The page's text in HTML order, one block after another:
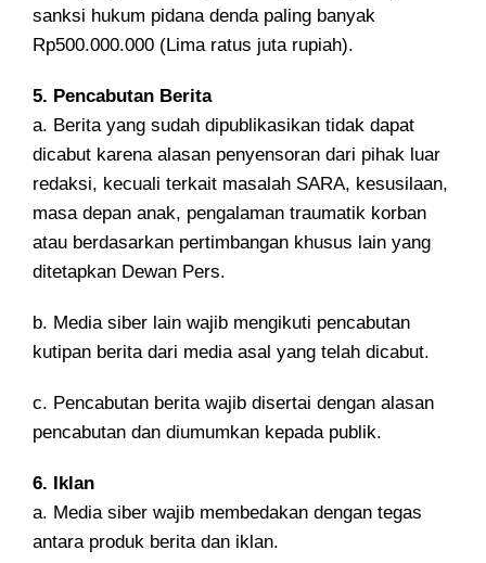
sanksi hukum pidana denda paling banyak
Rp500.000.000 (Lima ratus juta rupiah).
5. Pencabutan Berita
a. Berita yang sudah dipublikasikan tidak dapat
dicabut karena alasan penyensoran dari pihak luar
redaksi, kecuali terkait masalah SARA, kesusilaan,
masa depan anak, pengalaman traumatik korban
atau berdasarkan pertimbangan khusus lain yang
ditetapkan Dewan Pers.
b. Media siber lain wajib mengikuti pencabutan
kutipan berita dari media asal yang telah dicabut.
c. Pencabutan berita wajib disertai dengan alasan
pencabutan dan diumumkan kepada publik.
6. Iklan
a. Media siber wajib membedakan dengan tegas
antara produk berita dan iklan.